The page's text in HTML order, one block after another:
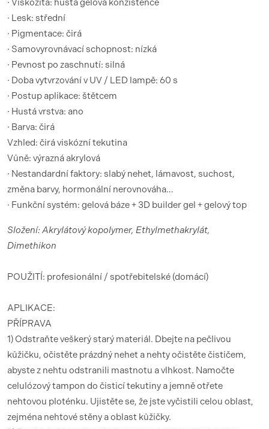
· Viskozita: hustá gelová konzistence
· Lesk: střední
· Pigmentace: čirá
· Samovyrovnávací schopnost: nízká
· Pevnost po zaschnutí: silná
· Doba vytvrzování v UV / LED lampě: 60 s
· Postup aplikace: štětcem
· Hustá vrstva: ano
· Barva: čirá
Vzhled: čirá viskózní tekutina
Vůně: výrazná akrylová
· Nestandardní faktory: slabý nehet, lámavost, suchost,
změna barvy, hormonální nerovnováha…
· Funkční systém: gelová báze + 3D builder gel + gelový top
Složení: Akrylátový kopolymer, Ethylmethakrylát,
Dimethikon
POUŽITÍ: profesionální / spotřebitelské (domácí)
APLIKACE:
PŘÍPRAVA
1) Odstraňte veškerý starý materiál. Dbejte na pečlivou
kůžičku, očistěte prázdný nehet a nehty očistěte čističem,
abyste z nehtu odstranili mastnotu a vlhkost. Namočte
celulózový tampon do čisticí tekutiny a jemně otřete
nehtovou ploténku. Ujistěte se, že jste vyčistili celou oblast,
zejména nehtové stěny a oblast kůžičky.